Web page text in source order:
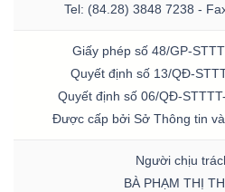
Tel: (84.28) 3848 7238 -
Giấy phép số 48/GP-
Quyết định số 13/QĐ-
Quyết định số 06/QĐ-
Được cấp bởi Sở Thông tin
Người chịu
BÀ PHẠM THỊ